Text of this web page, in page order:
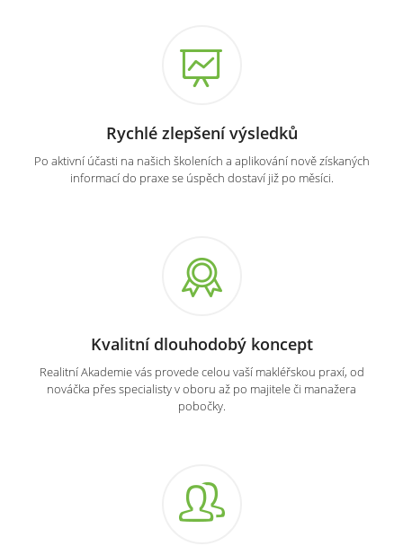
Rychlé zlepšení výsledků
Po aktivní účasti na našich školeních a aplikování nově získaných
informací do praxe se úspěch dostaví již po měsíci.
Kvalitní dlouhodobý koncept
Realitní Akademie vás provede celou vaší makléřskou praxí, od
nováčka přes specialisty v oboru až po majitele či manažera
pobočky.